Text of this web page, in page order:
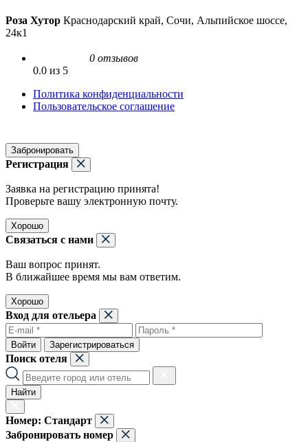
Роза Хутор Краснодарский край, Сочи, Альпийское шоссе,
24к1
0 отзывов
0.0 из 5
Политика конфиденциальности
Пользовательское соглашение
Забронировать
Регистрация
Заявка на регистрацию принята!
Проверьте вашу электронную почту.
Хорошо
Связаться с нами
Ваш вопрос принят.
В ближайшее время мы вам ответим.
Хорошо
Вход для отельера
Войти Зарегистрироваться
Поиск отеля
Найти
Номер: Стандарт
Забронировать номер